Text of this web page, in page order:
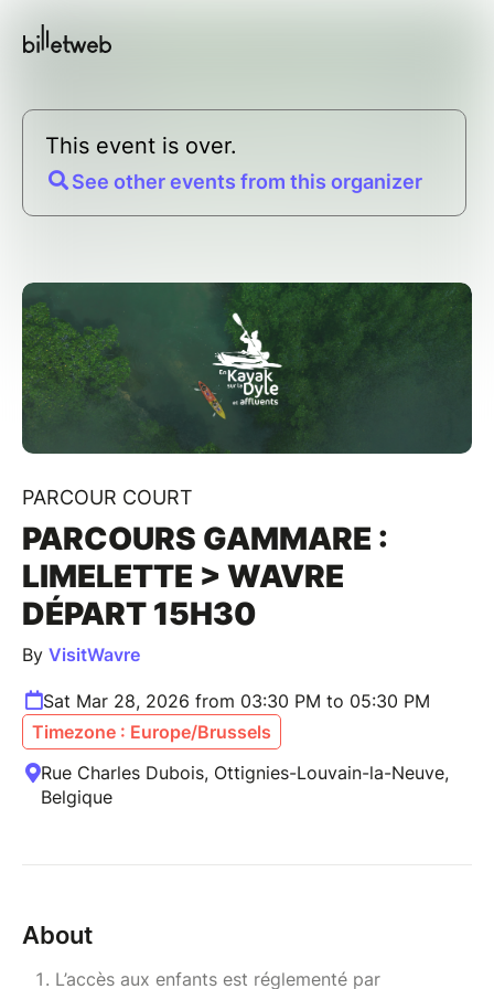
This event is over.
See other events from this organizer
PARCOUR COURT
PARCOURS GAMMARE :
LIMELETTE > WAVRE
DÉPART 15H30
By VisitWavre
Sat Mar 28, 2026 from 03:30 PM to 05:30 PM
Timezone : Europe/Brussels
Rue Charles Dubois, Ottignies-Louvain-la-Neuve,
Belgique
About
L’accès aux enfants est réglementé par